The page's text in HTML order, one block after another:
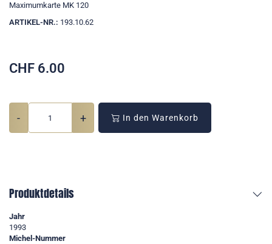
Maximumkarte MK 120
ARTIKEL-NR.: 193.10.62
CHF 6.00
- + In den Warenkorb
Produktdetails
Jahr
1993
Michel-Nummer